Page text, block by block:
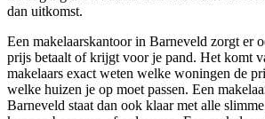
dan uitkomst.
Een makelaarskantoor in Barneveld zorgt er
prijs betaalt of krijgt voor je pand. Het komt
makelaars exact weten welke woningen de
welke huizen je op moet passen. Een
Barneveld staat dan ook klaar met alle